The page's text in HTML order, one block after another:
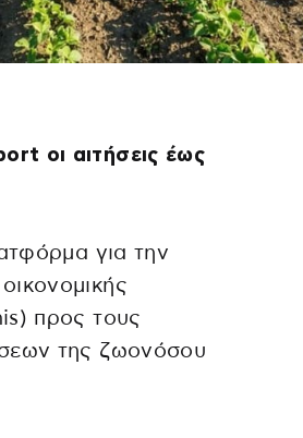
οι αιτήσεις έως
για την
προς τους
της ζωονόσου